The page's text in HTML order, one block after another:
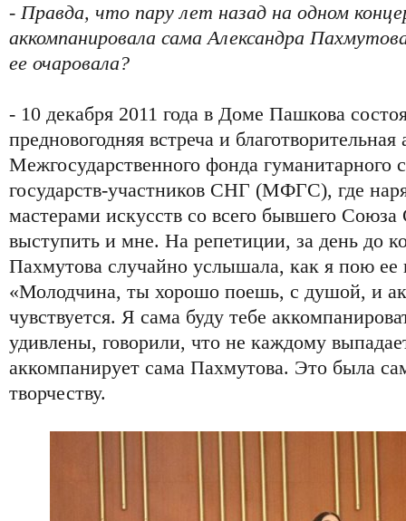
- Правда, что пару лет назад на одном
аккомпанировала сама Александра
ее очаровала?
- 10 декабря 2011 года в Доме Пашкова
предновогодняя встреча и благотворительная
Межгосударственного фонда гуманитарного
государств-участников СНГ (МФГС), где
мастерами искусств со всего бывшего
выступить и мне. На репетиции, за день до
Пахмутова случайно услышала, как я пою
«Молодчина, ты хорошо поешь, с душой, и
чувствуется. Я сама буду тебе
удивлены, говорили, что не каждому
аккомпанирует сама Пахмутова. Это была
творчеству.